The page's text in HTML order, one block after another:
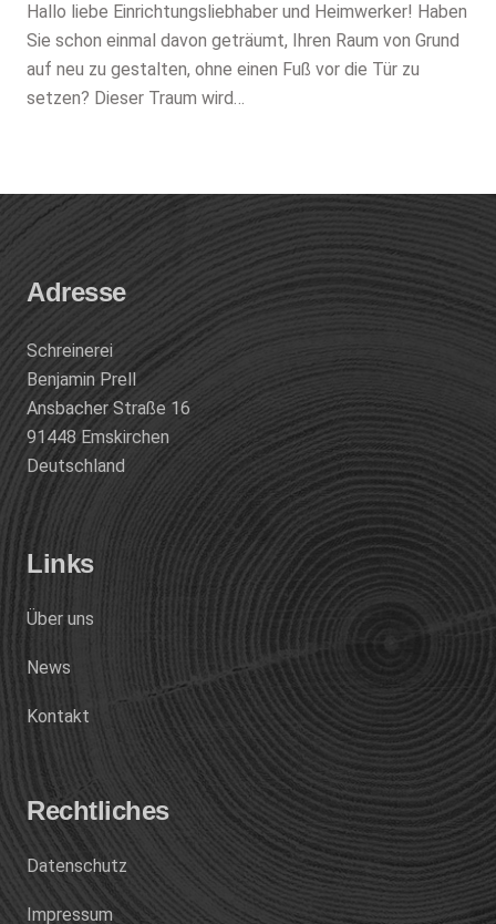
Hallo liebe Einrichtungsliebhaber und Heimwerker! Haben
Sie schon einmal davon geträumt, Ihren Raum von Grund
auf neu zu gestalten, ohne einen Fuß vor die Tür zu
setzen? Dieser Traum wird…
Adresse
Schreinerei
Benjamin Prell
Ansbacher Straße 16
91448 Emskirchen
Deutschland
Links
Über uns
News
Kontakt
Rechtliches
Datenschutz
Impressum